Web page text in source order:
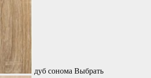
дуб сонома Выбрать